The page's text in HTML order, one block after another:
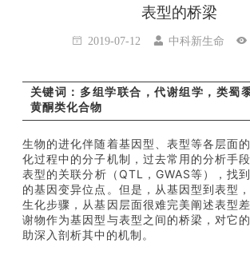
表型的桥梁
2019-07-12 中科新生命
关键词：多组学联合，代谢组学，类蜀
黄酮类化合物
生物的进化伴随着基因型、表型等各层面
化过程中的分子机制，过去常用的分析手
表型的关联分析（QTL，GWAS等），找
的基因变异位点。但是，从基因型到表型
生化步骤，从基因层面很难完美阐述表型
谢物作为基因型与表型之间的桥梁，对它
助深入剖析其中的机制。